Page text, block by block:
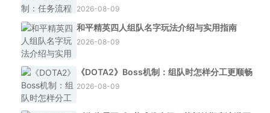
2026-08-09
和平精英四人组队名字玩法介绍与实用指南
2026-08-09
《DOTA2》Boss机制：组队时怎样分工更顺畅
2026-08-09